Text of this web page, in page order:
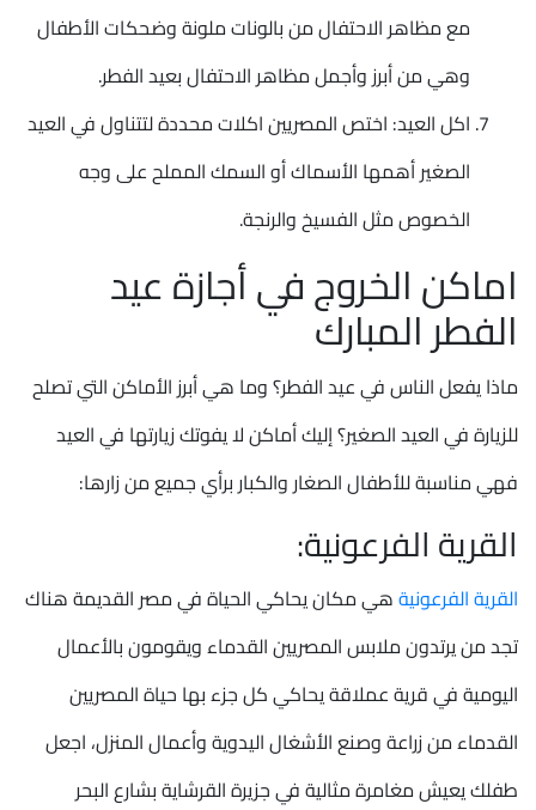
مع مظاهر الاحتفال من بالونات ملونة وضحكات الأطفال
وهي من أبرز وأجمل مظاهر الاحتفال بعيد الفطر.
اكل العيد: اختص المصريين اكلات محددة لتتناول في العيد
الصغير أهمها الأسماك أو السمك المملح على وجه
الخصوص مثل الفسيخ والرنجة.
اماكن الخروج في أجازة عيد
الفطر المبارك
ماذا يفعل الناس في عيد الفطر؟ وما هي أبرز الأماكن التي تصلح
للزيارة في العيد الصغير؟ إليك أماكن لا يفوتك زيارتها في العيد
فهي مناسبة للأطفال الصغار والكبار برأي جميع من زارها:
القرية الفرعونية:
القرية الفرعونيةهي مكان يحاكي الحياة في مصر القديمة هناك
تجد من يرتدون ملابس المصريين القدماء ويقومون بالأعمال
اليومية في قرية عملاقة يحاكي كل جزء بها حياة المصريين
القدماء من زراعة وصنع الأشغال اليدوية وأعمال المنزل، اجعل
طفلك يعيش مغامرة مثالية في جزيرة القرشاية بشارع البحر